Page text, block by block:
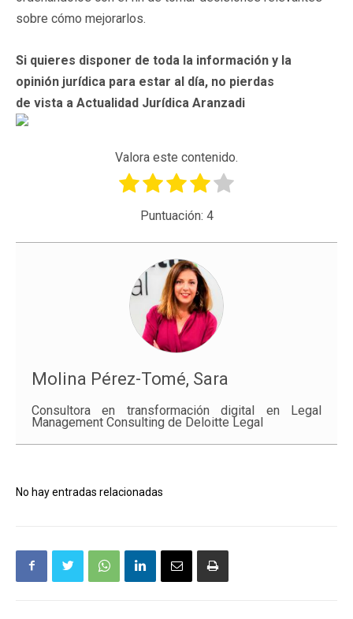
sobre cómo mejorarlos.
Si quieres disponer de toda la información y la
opinión jurídica para estar al día, no pierdas
de vista a Actualidad Jurídica Aranzadi
Valora este contenido.
Puntuación: 4
Molina Pérez-Tomé, Sara
Consultora en transformación digital en Legal
Management Consulting de Deloitte Legal
No hay entradas relacionadas